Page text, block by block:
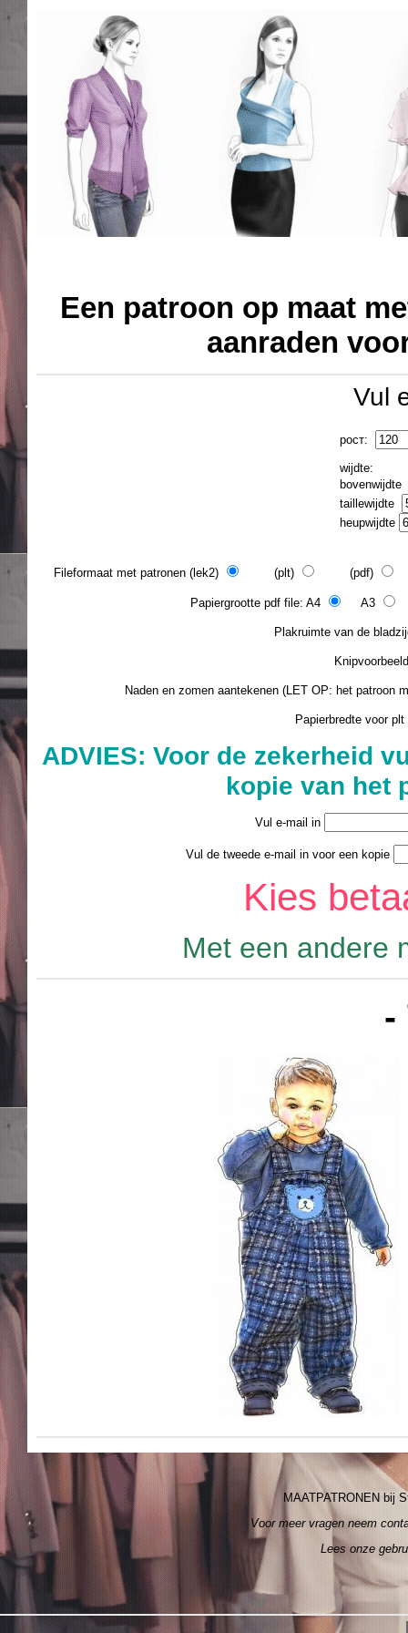
Een patroon op maat
aanraden
Vul
рост:
wijdte:
bovenwijdte
taillewijdte
heupwijdte
Fileformaat met patronen (lek2) (plt) (pdf)
Papiergrootte pdf file: A4 A3
Plakruimte van de
Naden en zomen aantekenen (LET OP: het
Papierbredte voor
ADVIES: Voor de zekerheid
kopie van het
Vul e-mail in
Vul de tweede e-mail in voor een kopie
Kies
Met een andere
-
MAATPATRONEN bij
Voor meer vragen neem
Lees onze